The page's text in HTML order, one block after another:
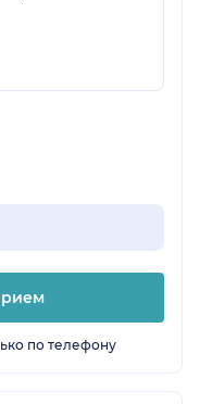
по телефону